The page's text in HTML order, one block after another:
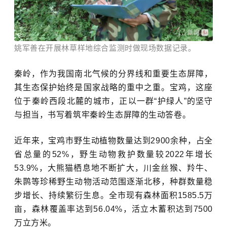
姚军善在开展林草样地综合监测时做现场数据记录。
秦岭，作为我国南北气候的分界线和重要生态屏障，
其生态保护始终是国家战略的重中之重。宝鸡，这座
位于秦岭西段北麓的城市，正以一群“护绿人”的坚守
与担当，书写着筑牢秦岭生态屏障的生动答卷。
近年来，宝鸡市野生动植物数量达到2900余种，占全
省总量的52%，野生动物救护数量较2022年增长
53.9%， 大熊猫栖息地不断扩大， 川金丝猴、羚牛、
朱鹮等珍稀野生动物活动范围逐渐北移，种群数量稳
步增长、持续繁衍生息。全市现有森林面积1585.5万
亩，森林覆盖率达到56.04%，活立木蓄积达到7500
万立方米。